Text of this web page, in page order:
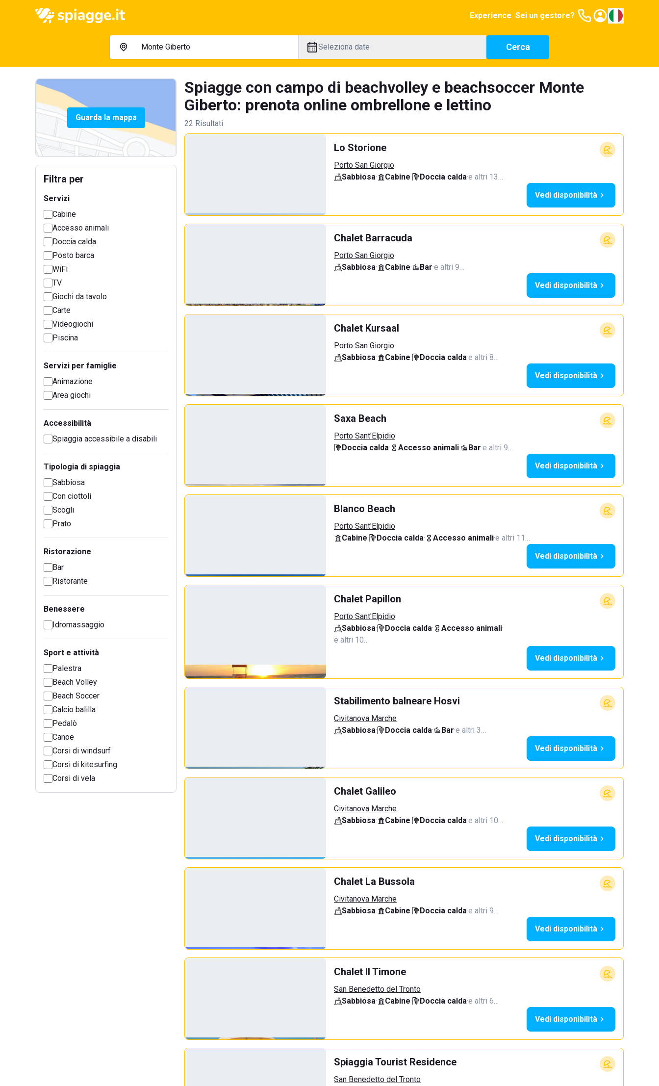
Experience Sei un gestore?
Seleziona date Cerca
Guarda la mappa
Filtra per
Servizi
Cabine
Accesso animali
Doccia calda
Posto barca
WiFi
TV
Giochi da tavolo
Carte
Videogiochi
Piscina
Servizi per famiglie
Animazione
Area giochi
Accessibilità
Spiaggia accessibile a disabili
Tipologia di spiaggia
Sabbiosa
Con ciottoli
Scogli
Prato
Ristorazione
Bar
Ristorante
Benessere
Idromassaggio
Sport e attività
Palestra
Beach Volley
Beach Soccer
Calcio balilla
Pedalò
Canoe
Corsi di windsurf
Corsi di kitesurfing
Corsi di vela
Spiagge con campo di beachvolley e beachsoccer Monte
Giberto: prenota online ombrellone e lettino
22 Risultati
Lo Storione
Porto San Giorgio
Sabbiosa· Cabine· Doccia calda·e altri 13…
Vedi disponibilità
Chalet Barracuda
Porto San Giorgio
Sabbiosa· Cabine· Bar·e altri 9…
Vedi disponibilità
Chalet Kursaal
Porto San Giorgio
Sabbiosa· Cabine· Doccia calda·e altri 8…
Vedi disponibilità
Saxa Beach
Porto Sant'Elpidio
Doccia calda· Accesso animali· Bar·e altri 9…
Vedi disponibilità
Blanco Beach
Porto Sant'Elpidio
Cabine· Doccia calda· Accesso animali·e altri 11…
Vedi disponibilità
Chalet Papillon
Porto Sant'Elpidio
Sabbiosa· Doccia calda· Accesso animali·
e altri 10…
Vedi disponibilità
Stabilimento balneare Hosvi
Civitanova Marche
Sabbiosa· Doccia calda· Bar·e altri 3…
Vedi disponibilità
Chalet Galileo
Civitanova Marche
Sabbiosa· Cabine· Doccia calda·e altri 10…
Vedi disponibilità
Chalet La Bussola
Civitanova Marche
Sabbiosa· Cabine· Doccia calda·e altri 9…
Vedi disponibilità
Chalet Il Timone
San Benedetto del Tronto
Sabbiosa· Cabine· Doccia calda·e altri 6…
Vedi disponibilità
Spiaggia Tourist Residence
San Benedetto del Tronto